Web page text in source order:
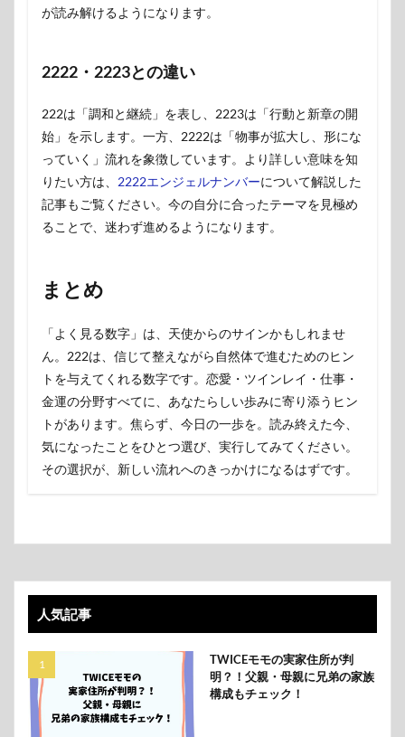
が読み解けるようになります。
2222・2223との違い
222は「調和と継続」を表し、2223は「行動と新章の開
始」を示します。一方、2222は「物事が拡大し、形にな
っていく」流れを象徴しています。より詳しい意味を知
りたい方は、 2222エンジェルナンバーについて解説した
記事もご覧ください。今の自分に合ったテーマを見極め
ることで、迷わず進めるようになります。
まとめ
「よく見る数字」は、天使からのサインかもしれませ
ん。222は、信じて整えながら自然体で進むためのヒン
トを与えてくれる数字です。恋愛・ツインレイ・仕事・
金運の分野すべてに、あなたらしい歩みに寄り添うヒン
トがあります。焦らず、今日の一歩を。読み終えた今、
気になったことをひとつ選び、実行してみてください。
その選択が、新しい流れへのきっかけになるはずです。
人気記事
TWICEモモの実家住所が判
明？！父親・母親に兄弟の家族
構成もチェック！